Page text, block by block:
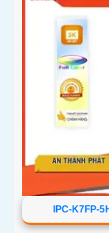
kết nối mạng
công nghệ
IPC-K7FP-